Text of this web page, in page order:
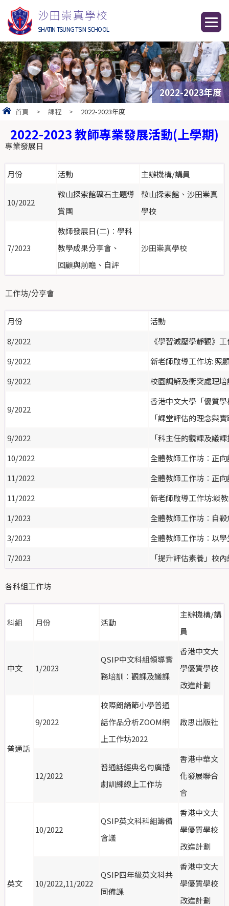
沙田崇真學校
SHATIN TSUNG TSIN SCHOOL
2022-2023年度
首頁 > 課程 > 2022-2023年度
2022-2023 教師專業發展活動(上學期)
專業發展日
月份 活動 主辦機構/講員
10/2022
鞍山探索館礦石主題導
賞團
鞍山探索館、沙田崇真
學校
7/2023
教師發展日(二)︰學科
教學成果分享會、
回顧與前瞻、自評
沙田崇真學校
工作坊/分享會
月份
活動
8/2022
《學習減壓學靜觀》
9/2022
新老師啟導工作坊: 照
9/2022
校園調解及衝突處理
9/2022
香港中文大學「優質
「課堂評估的理念與
9/2022
「科主任的觀課及議
10/2022
全體教師工作坊︰正
11/2022
全體教師工作坊︰正
11/2022
新老師啟導工作坊:談
1/2023
全體教師工作坊︰自
3/2023
全體教師工作坊︰以
7/2023
「提升評估素養」校
各科組工作坊
科組 月份 活動
主辦機構/講
員
中文 1/2023
QSIP中文科組領導實
務培訓：觀課及議課
香港中文大
學優質學校
改進計劃
普通話
9/2022
校際朗誦節小學普通
話作品分析ZOOM網
上工作坊2022
啟思出版社
12/2022
普通話經典名句廣播
劇訓練線上工作坊
香港中華文
化發展聯合
會
英文
10/2022
QSIP英文科科組籌備
會議
香港中文大
學優質學校
改進計劃
10/2022,11/2022
QSIP四年級英文科共
同備課
香港中文大
學優質學校
改進計劃